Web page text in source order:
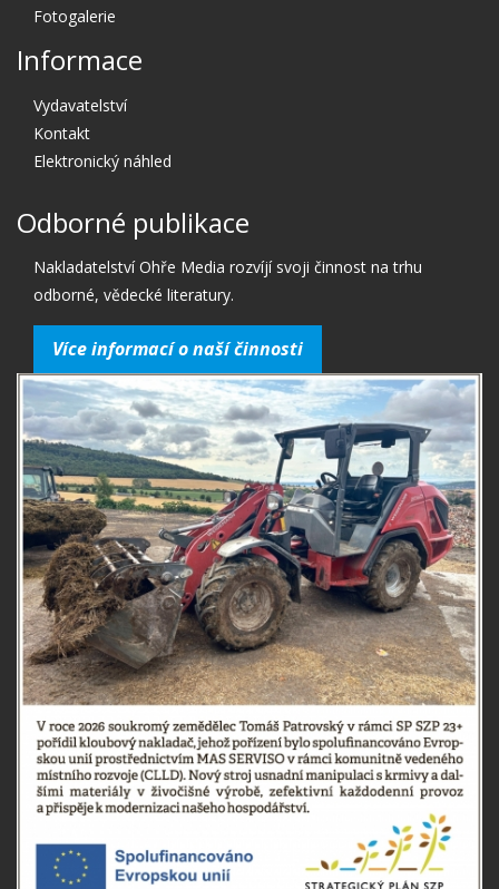
Fotogalerie
Informace
Vydavatelství
Kontakt
Elektronický náhled
Odborné publikace
Nakladatelství Ohře Media rozvíjí svoji činnost na trhu
odborné, vědecké literatury.
Více informací o naší činnosti